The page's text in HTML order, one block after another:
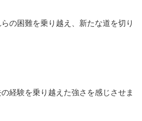
の困難を乗り越え、新たな道を切り
経験を乗り越えた強さを感じさせま